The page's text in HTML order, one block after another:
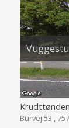
Krudttønden
Burvej 53 ,